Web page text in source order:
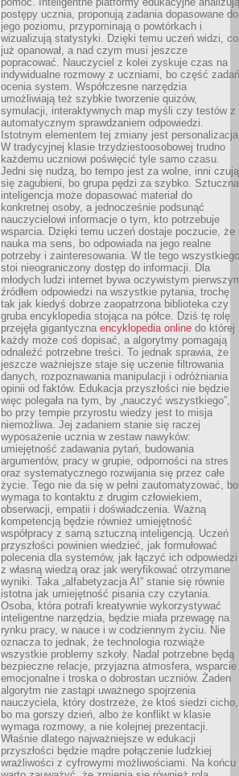
postępy ucznia, proponują zadania dopasowane do
jego poziomu, przypominają o powtórkach i
wizualizują statystyki. Dzięki temu uczeń widzi, co
już opanował, a nad czym musi jeszcze
popracować. Nauczyciel z kolei zyskuje czas na
indywidualne rozmowy z uczniami, bo część zadań
ocenia system. Współczesne narzędzia
umożliwiają też szybkie tworzenie quizów,
symulacji, interaktywnych map myśli czy testów z
automatycznym sprawdzaniem odpowiedzi.
Istotnym elementem tej zmiany jest
W tradycyjnej klasie trzydziestoosobowej trudno
każdemu uczniowi poświęcić tyle samo czasu.
Jedni się nudzą, bo tempo jest za wolne, inni czują
się zagubieni, bo grupa pędzi za szybko. Sztuczna
inteligencja może dopasować materiał do
konkretnej osoby, a jednocześnie podsunąć
nauczycielowi informacje o tym, kto potrzebuje
wsparcia. Dzięki temu uczeń dostaje poczucie, że
nauka ma sens, bo odpowiada na jego realne
potrzeby i zainteresowania. W tle tego wszystkiego
stoi nieograniczony dostęp do informacji. Dla
młodych ludzi internet bywa oczywistym
źródłem odpowiedzi na wszystkie pytania, trochę
tak jak kiedyś dobrze zaopatrzona biblioteka czy
gruba encyklopedia stojąca na półce. Dziś tę rolę
przejęła gigantyczna encyklopedia online do której
każdy może coś dopisać, a algorytmy pomagają
odnaleźć potrzebne treści. To jednak sprawia, że
jeszcze ważniejsze staje się uczenie filtrowania
danych, rozpoznawania manipulacji i odróżniania
opinii od faktów. Edukacja przyszłości nie będzie
więc polegała na tym, by „nauczyć wszystkiego”,
bo przy tempie przyrostu wiedzy jest to misja
niemożliwa. Jej zadaniem stanie się raczej
wyposażenie ucznia w zestaw nawyków:
umiejętność zadawania pytań, budowania
argumentów, pracy w grupie, odporności na stres
oraz systematycznego rozwijania się przez całe
życie. Tego nie da się w pełni zautomatyzować, bo
wymaga to kontaktu z drugim człowiekiem,
obserwacji, empatii i doświadczenia. Ważną
kompetencją będzie również umiejętność
współpracy z samą sztuczną inteligencją. Uczeń
przyszłości powinien wiedzieć, jak formułować
polecenia dla systemów, jak łączyć ich odpowiedzi
z własną wiedzą oraz jak weryfikować otrzymane
wyniki. Taka „alfabetyzacja AI” stanie się równie
istotna jak umiejętność pisania czy czytania.
Osoba, która potrafi kreatywnie wykorzystywać
inteligentne narzędzia, będzie miała przewagę na
rynku pracy, w nauce i w codziennym życiu. Nie
oznacza to jednak, że technologia rozwiąże
wszystkie problemy szkoły. Nadal potrzebne będą
bezpieczne relacje, przyjazna atmosfera, wsparcie
emocjonalne i troska o dobrostan uczniów. Żaden
algorytm nie zastąpi uważnego spojrzenia
nauczyciela, który dostrzeże, że ktoś siedzi cicho,
bo ma gorszy dzień, albo że konflikt w klasie
wymaga rozmowy, a nie kolejnej prezentacji.
Właśnie dlatego najważniejsze w edukacji
przyszłości będzie mądre połączenie ludzkiej
wrażliwości z cyfrowymi możliwościami. Na końcu